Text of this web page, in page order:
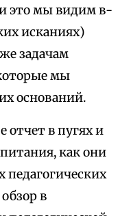
это мы видим в-
исканиях)
задачам
мы
оснований.
отчет в пугях и
как они
педагогических
в